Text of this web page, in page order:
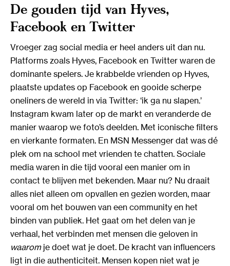
De gouden tijd van Hyves,
Facebook en Twitter
Vroeger zag social media er heel anders uit dan nu.
Platforms zoals Hyves, Facebook en Twitter waren de
dominante spelers. Je krabbelde vrienden op Hyves,
plaatste updates op Facebook en gooide scherpe
oneliners de wereld in via Twitter: ‘ik ga nu slapen.’
Instagram kwam later op de markt en veranderde de
manier waarop we foto’s deelden. Met iconische filters
en vierkante formaten. En MSN Messenger dat was dé
plek om na school met vrienden te chatten. Sociale
media waren in die tijd vooral een manier om in
contact te blijven met bekenden. Maar nu? Nu draait
alles niet alleen om opvallen en gezien worden, maar
vooral om het bouwen van een community en het
binden van publiek. Het gaat om het delen van je
verhaal, het verbinden met mensen die geloven in
waaromje doet wat je doet. De kracht van influencers
ligt in die authenticiteit. Mensen kopen niet wat je